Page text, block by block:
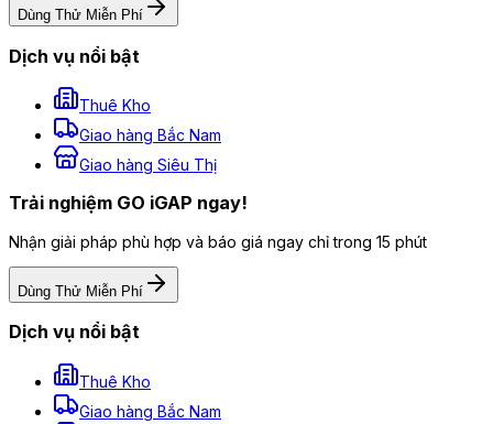
Dùng Thử Miễn Phí
Dịch vụ nổi bật
Thuê Kho
Giao hàng Bắc Nam
Giao hàng Siêu Thị
Trải nghiệm GO iGAP ngay!
Nhận giải pháp phù hợp và báo giá ngay chỉ trong 15 phút
Dùng Thử Miễn Phí
Dịch vụ nổi bật
Thuê Kho
Giao hàng Bắc Nam